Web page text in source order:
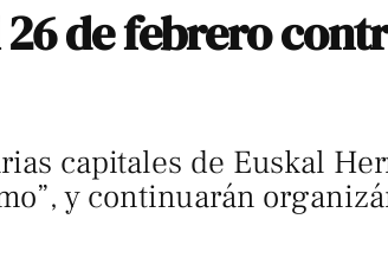
de febrero
capitales de Euskal
y continuarán